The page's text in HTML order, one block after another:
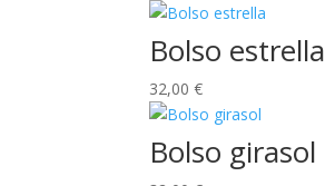
Bolso estrella
32,00€
Bolso girasol